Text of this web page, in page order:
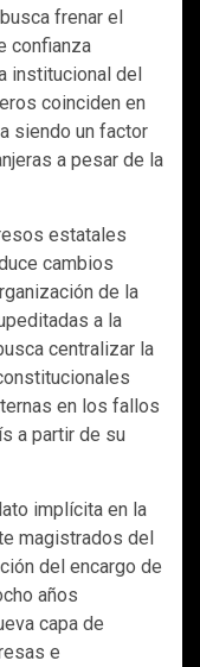
frenar el
confianza
institucional del
coinciden en
siendo un factor
a pesar de la
estatales
cambios
de la
a la
centralizar la
en los fallos
a partir de su
implícita en la
magistrados del
del encargo de
años
capa de
e